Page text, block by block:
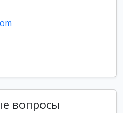
вопросы